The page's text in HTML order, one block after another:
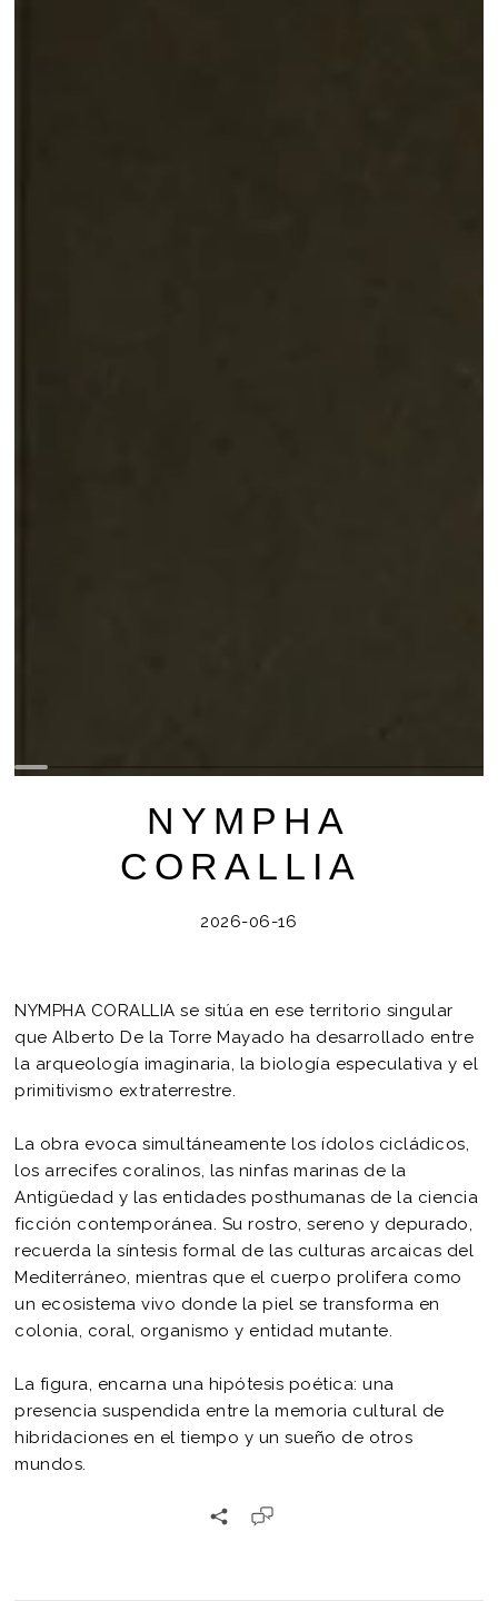
NYMPHA
CORALLIA
2026-06-16
NYMPHA CORALLIA se sitúa en ese territorio singular
que Alberto De la Torre Mayado ha desarrollado entre
la arqueología imaginaria, la biología especulativa y el
primitivismo extraterrestre.
La obra evoca simultáneamente los ídolos cicládicos,
los arrecifes coralinos, las ninfas marinas de la
Antigüedad y las entidades posthumanas de la ciencia
ficción contemporánea. Su rostro, sereno y depurado,
recuerda la síntesis formal de las culturas arcaicas del
Mediterráneo, mientras que el cuerpo prolifera como
un ecosistema vivo donde la piel se transforma en
colonia, coral, organismo y entidad mutante.
La figura, encarna una hipótesis poética: una
presencia suspendida entre la memoria cultural de
hibridaciones en el tiempo y un sueño de otros
mundos.